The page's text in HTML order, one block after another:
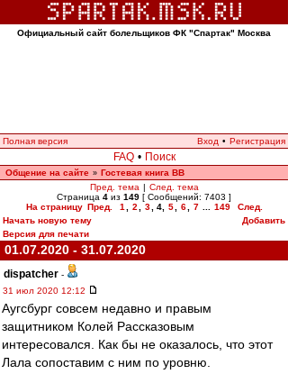
Официальный сайт болельщиков ФК "Спартак" Москва
Полная версия Вход • Регистрация
FAQ • Поиск
Общение на сайте » Гостевая книга ВВ
Пред. тема | След. тема
Страница 4 из 149 [ Сообщений: 7403 ]
На страницу Пред. 1 2 3 4, 5 6 7 149
След.
Начать новую тему
Добавить
Версия для печати
01.07.2020 - 31.07.2020
dispatcher -
31 июл 2020 12:12
Аугсбург совсем недавно и правым
защитником Колей Рассказовым
интересовался. Как бы не оказалось, что этот
Лала сопоставим с ним по уровню.